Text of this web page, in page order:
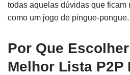
todas aquelas dúvidas que ficam
como um jogo de pingue-pongue.
Por Que
Melhor Lista P2P